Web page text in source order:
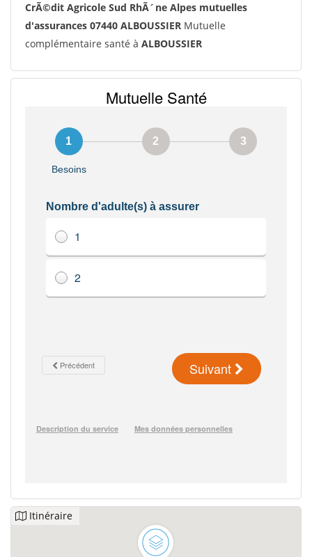
CrÃ©dit Agricole Sud RhÃ´ne Alpes mutuelles
d'assurances 07440 ALBOUSSIER Mutuelle
complémentaire santé à ALBOUSSIER
Itinéraire